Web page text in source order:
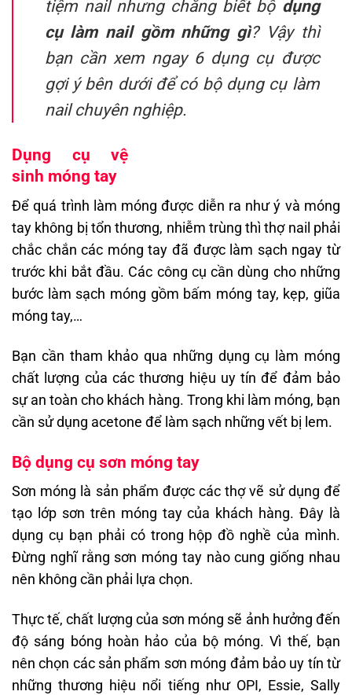
tiệm nail nhưng chẳng biết bộ dụng
cụ làm nail gồm những gì? Vậy thì
bạn cần xem ngay 6 dụng cụ được
gợi ý bên dưới để có bộ dụng cụ làm
nail chuyên nghiệp.
Dụng cụ vệ
sinh móng tay
Để quá trình làm móng được diễn ra như ý và móng
tay không bị tổn thương, nhiễm trùng thì thợ nail phải
chắc chắn các móng tay đã được làm sạch ngay từ
trước khi bắt đầu. Các công cụ cần dùng cho những
bước làm sạch móng gồm bấm móng tay, kẹp, giũa
móng tay,…
Bạn cần tham khảo qua những dụng cụ làm móng
chất lượng của các thương hiệu uy tín để đảm bảo
sự an toàn cho khách hàng. Trong khi làm móng, bạn
cần sử dụng acetone để làm sạch những vết bị lem.
Bộ dụng cụ sơn móng tay
Sơn móng là sản phẩm được các thợ vẽ sử dụng để
tạo lớp sơn trên móng tay của khách hàng. Đây là
dụng cụ bạn phải có trong hộp đồ nghề của mình.
Đừng nghĩ rằng sơn móng tay nào cung giống nhau
nên không cần phải lựa chọn.
Thực tế, chất lượng của sơn móng sẽ ảnh hưởng đến
độ sáng bóng hoàn hảo của bộ móng. Vì thế, bạn
nên chọn các sản phẩm sơn móng đảm bảo uy tín từ
những thương hiệu nổi tiếng như OPI, Essie, Sally